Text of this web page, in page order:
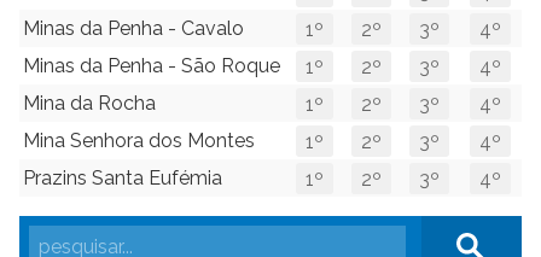
Minas da Penha - Cavalo
1º 2º 3º
4º
Minas da Penha - São Roque
1º 2º 3º
4º
Mina da Rocha
1º 2º 3º
4º
Mina Senhora dos Montes
1º 2º 3º
4º
Prazins Santa Eufémia
1º 2º 3º 4º